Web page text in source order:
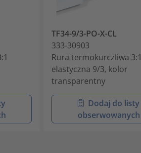
TF34-9/3-PO-X-CL
333-30903
Rura termokurczliwa 3:1
elastyczna 9/3, kolor
transparentny
Dodaj do listy
obserwowanych